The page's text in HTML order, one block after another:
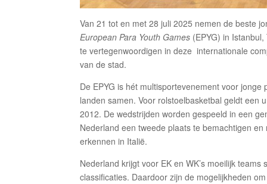
Van 21 tot en met 28 juli 2025 nemen de beste
European Para Youth Games (EPYG) in
te vertegenwoordigen in deze internationale
van de stad.
De EPYG is hét multisportevenement voor
landen samen. Voor rolstoelbasketbal geldt een
2012. De wedstrijden worden gespeeld in een
Nederland een tweede plaats te bemachtigen
erkennen in Italië.
Nederland krijgt voor EK en WK’s moeilijk
classificaties. Daardoor zijn de mogelijkheden